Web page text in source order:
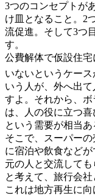
3つのコンセプトが
け皿となること。2
流促進。そして3つ
す。
公費解体で仮設住
いないというケース
いう人が、外へ出
すよ。それから、
は、人の役に立つ
という需要が相当あ
そこで、スーパー
に宿泊や飲食など
元の人と交流して
と考えて、旅行会社
これは地方再生に